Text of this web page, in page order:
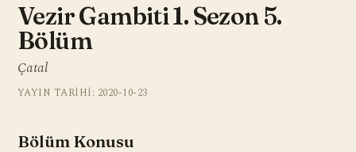
Vezir Gambiti 1. Sezon 5.
Bölüm
Çatal
YAYIN TARIHI: 2020-10-23
Bölüm Konusu